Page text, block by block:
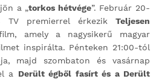
a „torkos hétvége”. Február 20-
TV premierrel érkezik Teljesen
amely a nagysikerű magyar
inspirálta. Pénteken 21:00-tól
majd szombaton és vasárnap
a Derült égből fasírt és a Derült